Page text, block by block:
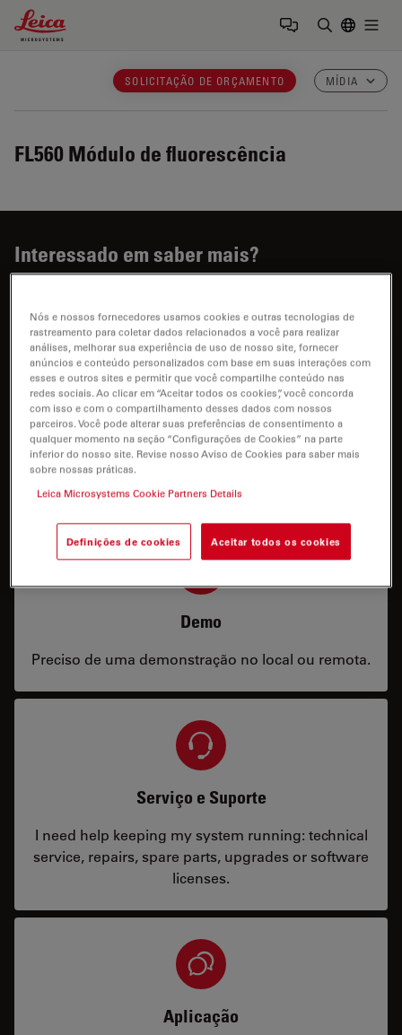
Leica Microsystems Logo
SOLICITAÇÃO DE ORÇAMENTO MÍDIA
FL560 Módulo de fluorescência
Interessado em saber mais?
Fale com nossos especialistas.
Preço
Preciso de uma configuração ou informações de
Demo
Preciso de uma demonstração no local ou remota.
Serviço e Suporte
I need help keeping my system running: technical
service, repairs, spare parts, upgrades or software
licenses.
Aplicação
Nós e nossos fornecedores usamos cookies e outras tecnologias de
rastreamento para coletar dados relacionados a você para realizar
análises, melhorar sua experiência de uso de nosso site, fornecer
anúncios e conteúdo personalizados com base em suas interações com
esses e outros sites e permitir que você compartilhe conteúdo nas
redes sociais. Ao clicar em “Aceitar todos os cookies”, você concorda
com isso e com o compartilhamento desses dados com nossos
parceiros. Você pode alterar suas preferências de consentimento a
qualquer momento na seção “Configurações de Cookies” na parte
inferior do nosso site. Revise nosso Aviso de Cookies para saber mais
sobre nossas práticas.
Leica Microsystems Cookie Partners Details
Definições de cookies Aceitar todos os cookies